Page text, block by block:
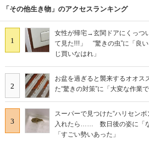
「その他生き物」のアクセスランキング
1
女性が帰宅→玄関ドアにくっ
て見た!!!」 “驚きの虫”に「良い
じ買いなはれ」
2
お盆を過ぎると襲来するオオ
た“驚きの対策”に「大変な作業
3
スーパーで見つけた“ハリセン
入れたら…… 数日後の姿に「な
「すごい勢いあった」